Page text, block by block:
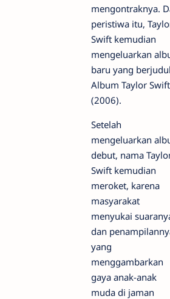
mengontraknya.
peristiwa itu,
Swift kemudian
mengeluarkan
baru yang berjudul
Album Taylor Swift
(2006).
Setelah
mengeluarkan
debut, nama
Swift kemudian
meroket, karena
masyarakat
menyukai
dan
yang
menggambarkan
gaya anak-anak
muda di jaman